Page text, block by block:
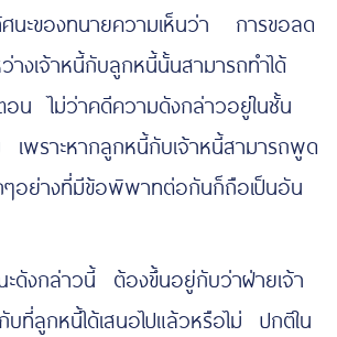
ะของทนายความเห็นว่า การขอลด
งเจ้าหนี้กับลูกหนี้นั้นสามารถทำได้
อน ไม่ว่าคดีความดังกล่าวอยู่ในชั้น
พราะหากลูกหนี้กับเจ้าหนี้สามารถพูด
อย่างที่มีข้อพิพาทต่อกันก็ถือเป็นอัน
ดังกล่าวนี้ ต้องขึ้นอยู่กับว่าฝ่ายเจ้า
บที่ลูกหนี้ได้เสนอไปแล้วหรือไม่ ปกติใน